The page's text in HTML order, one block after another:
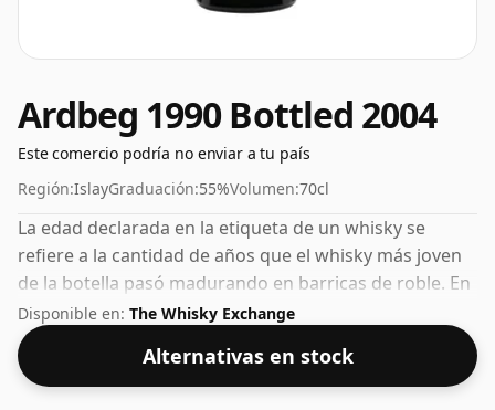
Ardbeg 1990 Bottled 2004
Este comercio podría no enviar a tu país
Región:IslayGraduación:55%Volumen:70cl
La edad declarada en la etiqueta de un whisky se
refiere a la cantidad de años que el whisky más joven
de la botella pasó madurando en barricas de roble. En
el caso de este whisky escocés de Ardbeg tiene 14
años. Embotellado con una agradable graduación del
55%, este whisky viene en una botella de 70 cl.
Disponible en: The Whisky Exchange
Alternativas en stock